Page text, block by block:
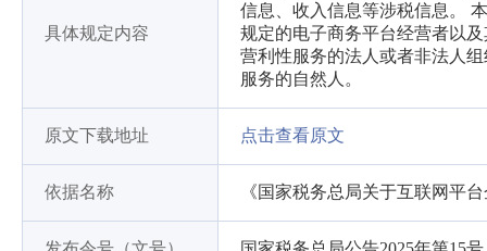
具体规定内容
信息、收入信息等涉税信息。
规定的电子商务平台经营者以
营利性服务的法人或者非法人
服务的自然人。
原文下载地址 点击查看原文
依据名称 《国家税务总局关于互联网平